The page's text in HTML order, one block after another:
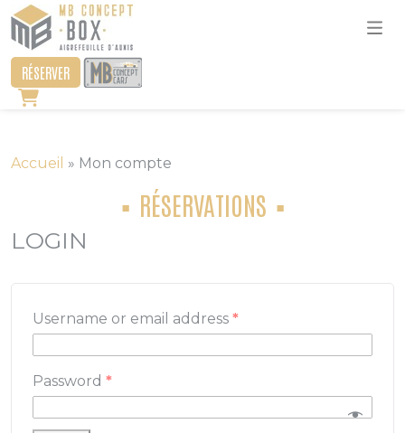
RÉSERVER
Accueil » Mon compte
RÉSERVATIONS
LOGIN
Username or email address *
Password *